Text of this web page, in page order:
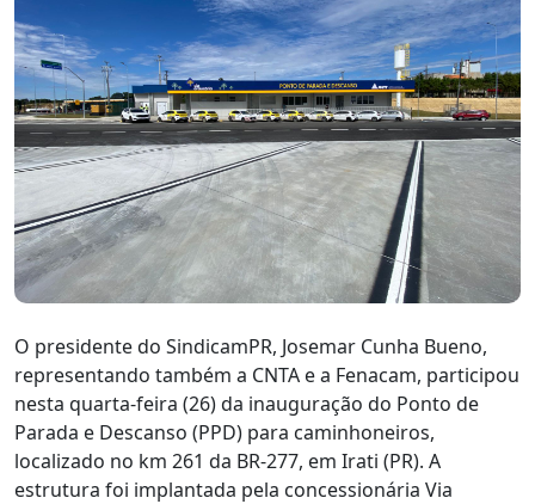
O presidente do SindicamPR, Josemar Cunha Bueno,
representando também a CNTA e a Fenacam, participou
nesta quarta-feira (26) da inauguração do Ponto de
Parada e Descanso (PPD) para caminhoneiros,
localizado no km 261 da BR-277, em Irati (PR). A
estrutura foi implantada pela concessionária Via